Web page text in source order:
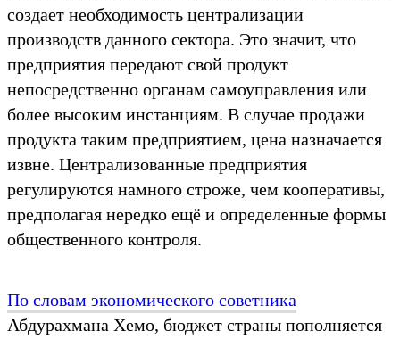
создает необходимость централизации
производств данного сектора. Это значит, что
предприятия передают свой продукт
непосредственно органам самоуправления или
более высоким инстанциям. В случае продажи
продукта таким предприятием, цена назначается
извне. Централизованные предприятия
регулируются намного строже, чем кооперативы,
предполагая нередко ещё и определенные формы
общественного контроля.
По словам экономического советника
Абдурахмана Хемо, бюджет страны пополняется